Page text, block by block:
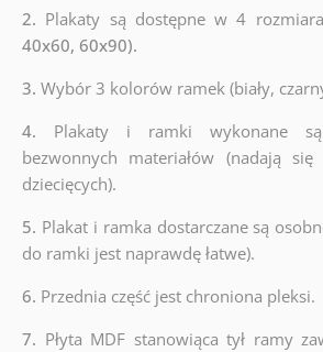
2. Plakaty są dostępne w 4
40x60, 60x90).
3. Wybór 3 kolorów ramek (biały,
4. Plakaty i ramki wykonane
bezwonnych materiałów (nadają
dziecięcych).
5. Plakat i ramka dostarczane są
do ramki jest naprawdę łatwe).
6. Przednia część jest chroniona pleksi.
7. Płyta MDF stanowiąca tył ramy